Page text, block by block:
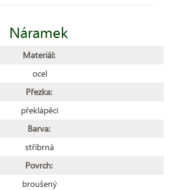
Náramek
Materiál:
ocel
Přezka:
překlápěcí
Barva:
stříbrná
Povrch:
broušený